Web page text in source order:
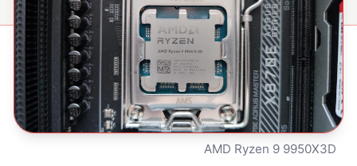
AMD Ryzen 9 9950X3D